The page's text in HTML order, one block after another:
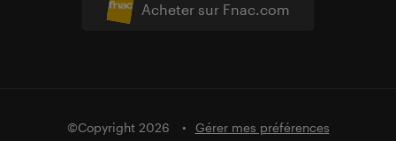
Acheter sur Fnac.com
©Copyright 2026 Gérer mes préférences